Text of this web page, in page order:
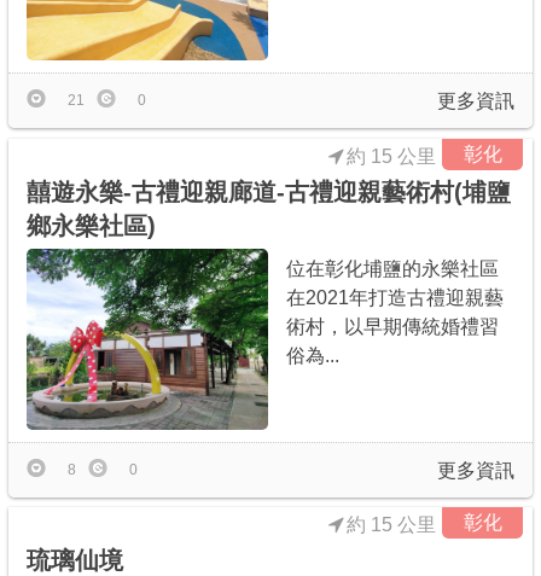
更多資訊
21 0
彰化
約 15 公里
囍遊永樂-古禮迎親廊道-古禮迎親藝術村(埔鹽
鄉永樂社區)
位在彰化埔鹽的永樂社區
在2021年打造古禮迎親藝
術村，以早期傳統婚禮習
俗為...
更多資訊
8 0
彰化
約 15 公里
琉璃仙境